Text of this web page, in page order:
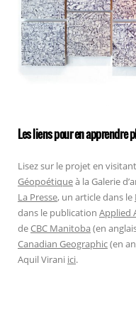
Les liens pour en apprendre
Lisez sur le projet en visitant
Géopoétiqueà la Galerie
La Presse, un article dans le
dans le publication Applied
deCBC Manitoba(en
Canadian Geographic(en
Aquil Virani ici.